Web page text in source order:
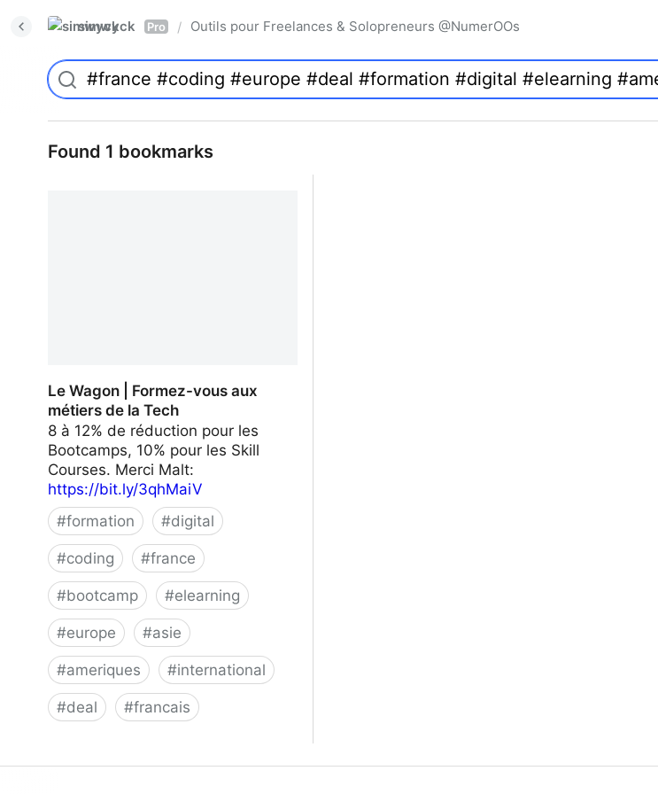
simwyck Pro / Outils pour Freelances & Solopreneurs @NumerOOs
Found 1 bookmarks
Le Wagon | Formez-vous aux
métiers de la Tech
8 à 12% de réduction pour les
Bootcamps, 10% pour les Skill
Courses. Merci Malt:
https://bit.ly/3qhMaiV
#formation #digital
#coding #france
#bootcamp #elearning
#europe #asie
#ameriques #international
#deal #francais